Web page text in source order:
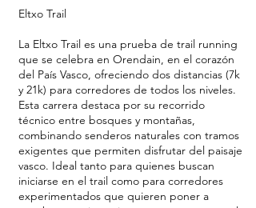
Eltxo Trail
La Eltxo Trail es una prueba de trail running
que se celebra en Orendain, en el corazón
del País Vasco, ofreciendo dos distancias (7k
y 21k) para corredores de todos los niveles.
Esta carrera destaca por su recorrido
técnico entre bosques y montañas,
combinando senderos naturales con tramos
exigentes que permiten disfrutar del paisaje
vasco. Ideal tanto para quienes buscan
iniciarse en el trail como para corredores
experimentados que quieren poner a